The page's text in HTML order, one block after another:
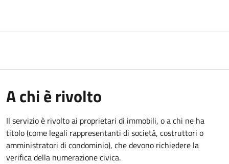
A chi è rivolto
Il servizio è rivolto ai proprietari di immobili, o a chi ne ha
titolo (come legali rappresentanti di società, costruttori o
amministratori di condominio), che devono richiedere la
verifica della numerazione civica.